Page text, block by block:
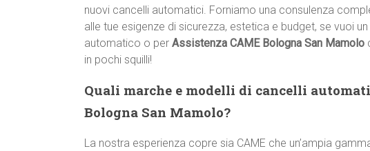
nuovi cancelli automatici. Forniamo una consulenza
alle tue esigenze di sicurezza, estetica e budget, se vuoi
automatico o per Assistenza CAME Bologna San Mamolo
in pochi squilli!
Quali marche e modelli di cancelli
Bologna San Mamolo?
La nostra esperienza copre sia CAME che un’ampia